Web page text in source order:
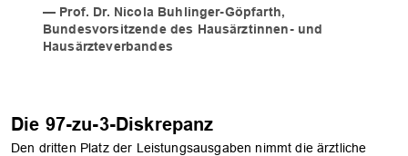
Prof. Dr. Nicola Buhlinger-Göpfarth,
Bundesvorsitzende des Hausärztinnen- und
Hausärzteverbandes
Die 97-zu-3-Diskrepanz
Den dritten Platz der Leistungsausgaben nimmt die ärztliche